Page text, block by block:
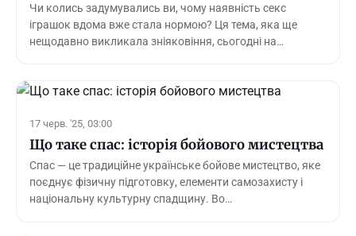
Чи колись задумувались ви, чому наявність секс
іграшок вдома вже стала нормою? Ця тема, яка ще
нещодавно викликала зніяковіння, сьогодні на…
17 черв. '25, 03:00
Що таке спас: історія бойового мистецтва
Спас — це традиційне українське бойове мистецтво, яке
поєднує фізичну підготовку, елементи самозахисту і
національну культурну спадщину. Во…